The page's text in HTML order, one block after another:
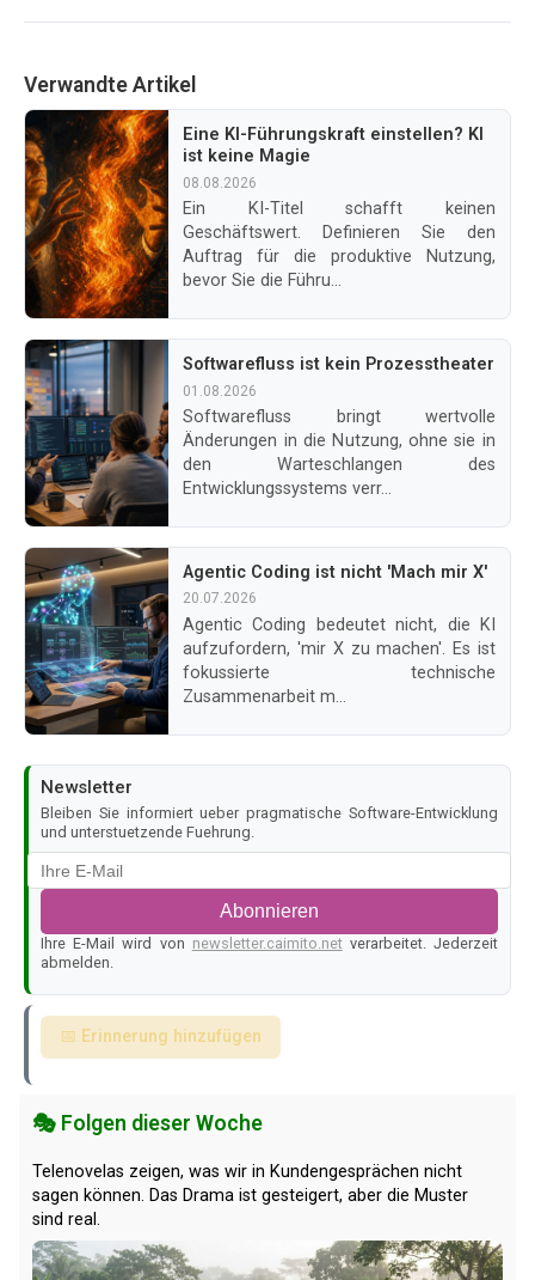
Verwandte Artikel
Eine KI-Führungskraft einstellen? KI
ist keine Magie
08.08.2026
Ein KI-Titel schafft keinen
Geschäftswert. Definieren Sie den
Auftrag für die produktive Nutzung,
bevor Sie die Führu...
Softwarefluss ist kein Prozesstheater
01.08.2026
Softwarefluss bringt wertvolle
Änderungen in die Nutzung, ohne sie in
den Warteschlangen des
Entwicklungssystems verr...
Agentic Coding ist nicht 'Mach mir X'
20.07.2026
Agentic Coding bedeutet nicht, die KI
aufzufordern, 'mir X zu machen'. Es ist
fokussierte technische
Zusammenarbeit m...
Newsletter
Bleiben Sie informiert ueber pragmatische Software-Entwicklung
und unterstuetzende Fuehrung.
Abonnieren
Ihre E-Mail wird von newsletter.caimito.netverarbeitet. Jederzeit
abmelden.
📅 Erinnerung hinzufügen
🎭 Folgen dieser Woche
Telenovelas zeigen, was wir in Kundengesprächen nicht
sagen können. Das Drama ist gesteigert, aber die Muster
sind real.